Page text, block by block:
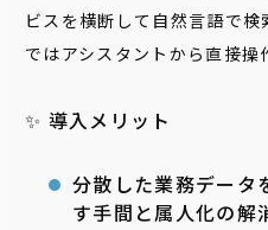
ビスを横断して自然言語で
ではアシスタントから直接操
✨ 導入メリット
分散した業務データ
す手間と属人化の解